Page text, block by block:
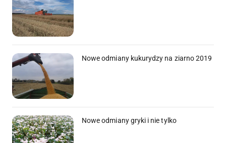
Nowe odmiany kukurydzy na ziarno 2019
Nowe odmiany gryki i nie tylko